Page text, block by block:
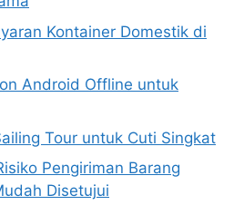
Kontainer Domestik di
Android Offline untuk
Tour untuk Cuti Singkat
Pengiriman Barang
Disetujui